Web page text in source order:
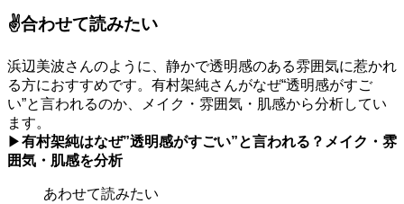
✌️合わせて読みたい
浜辺美波さんのように、静かで透明感のある雰囲気に惹かれ
る方におすすめです。有村架純さんがなぜ“透明感がすご
い”と言われるのか、メイク・雰囲気・肌感から分析してい
ます。
▶有村架純はなぜ”透明感がすごい”と言われる？メイク・雰
囲気・肌感を分析
あわせて読みたい